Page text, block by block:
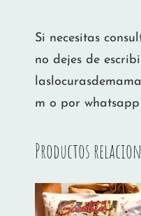
Si necesitas
no dejes de
m o por
Productos